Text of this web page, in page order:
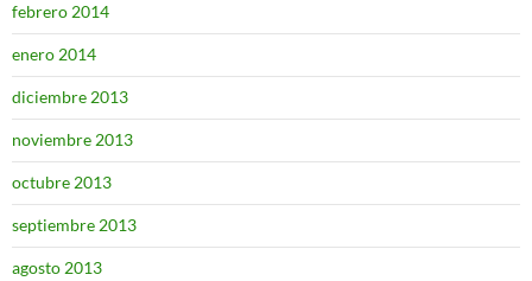
febrero 2014
enero 2014
diciembre 2013
noviembre 2013
octubre 2013
septiembre 2013
agosto 2013